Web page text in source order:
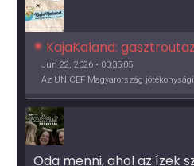
KajaKaland:
Jun 22, 2026 • 00:35:05
Oda menni, ahol az ízek